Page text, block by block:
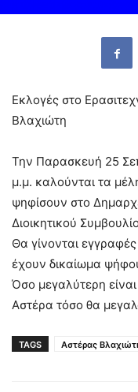
Εκλογές στο
Βλαχιώτη
Την Παρασκευή 25
μ.μ. καλούνται τα
ψηφίσουν στο
Διοικητικού
Θα γίνονται
έχουν δικαίωμα
Όσο μεγαλύτερη
Αστέρα τόσο θα
TAGS Αστέρας